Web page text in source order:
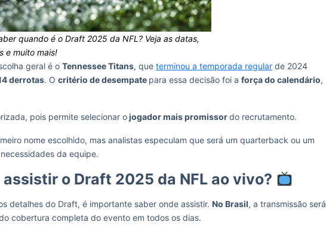
quando é o Draft 2025 da NFL? Veja as datas,
e muito mais!
geral é o Tennessee Titans, que terminou a temporada regular de 2024
derrotas. O critério de desempate para essa decisão foi a força do calendário,
pois permite selecionar ojogador mais promissordo recrutamento.
nome escolhido, mas analistas especulam que será um quarterback ou um
da equipe.
o Draft 2025 da NFL ao vivo?
detalhes do Draft, é importante saber onde assistir. No Brasil, a transmissão será
cobertura completa do evento em todos os dias.